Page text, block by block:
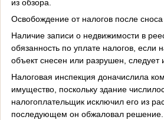
из обзора.
Освобождение от налогов после
Наличие записи о недвижимости в
обязанность по уплате налогов, если
объект снесен или разрушен, следует
Налоговая инспекция доначислила
имущество, поскольку здание
налогоплательщик исключил его из
последующем он обжаловал решение.